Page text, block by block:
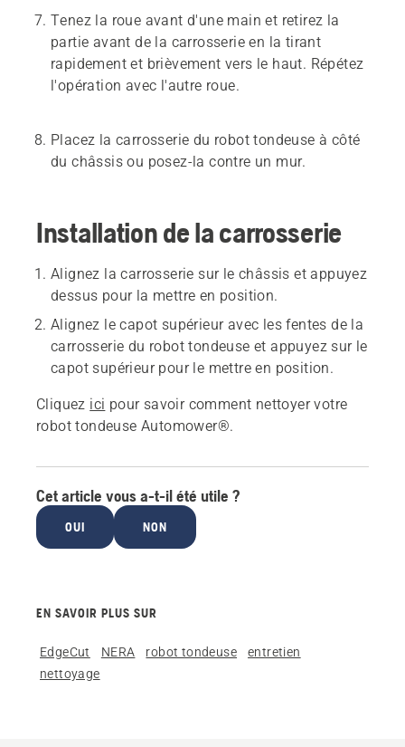
Tenez la roue avant d'une main et retirez la
partie avant de la carrosserie en la tirant
rapidement et brièvement vers le haut. Répétez
l'opération avec l'autre roue.
Placez la carrosserie du robot tondeuse à côté
du châssis ou posez-la contre un mur.
Installation de la carrosserie
Alignez la carrosserie sur le châssis et appuyez
dessus pour la mettre en position.
Alignez le capot supérieur avec les fentes de la
carrosserie du robot tondeuse et appuyez sur le
capot supérieur pour le mettre en position.
Cliquez ici pour savoir comment nettoyer votre
robot tondeuse Automower®.
Cet article vous a-t-il été utile ?
OUI NON
EN SAVOIR PLUS SUR
EdgeCut NERA robot tondeuse
entretien
nettoyage